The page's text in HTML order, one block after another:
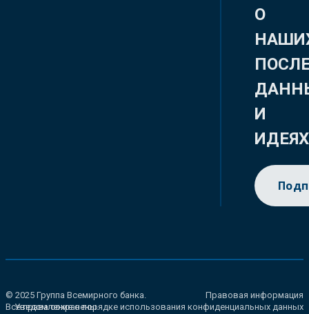
О
И
ИДЕЯХ
© 2025 Группа Всемирного банка.
Все права сохранены.
Правовая информация
Уведомление о порядке использования конфиденциальных данных